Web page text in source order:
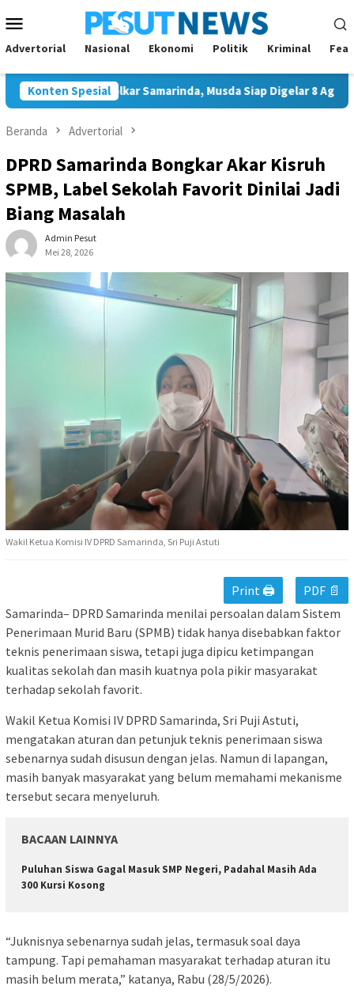
ke
kontenMobile
Advertorial Nasional Ekonomi Politik Kriminal
Konten Spesial
Ketua Golkar Samarinda, Musda Siap Digelar 8 Agustus 2026
Beranda Advertorial
DPRD Samarinda Bongkar Akar Kisruh
SPMB, Label Sekolah Favorit Dinilai Jadi
Biang Masalah
Admin Pesut
Mei 28, 2026
Wakil Ketua Komisi IV DPRD Samarinda, Sri Puji Astuti
Print 🖨
PDF 📄
Samarinda– DPRD Samarinda menilai persoalan dalam Sistem
Penerimaan Murid Baru (SPMB) tidak hanya disebabkan faktor
teknis penerimaan siswa, tetapi juga dipicu ketimpangan
kualitas sekolah dan masih kuatnya pola pikir masyarakat
terhadap sekolah favorit.
Wakil Ketua Komisi IV DPRD Samarinda, Sri Puji Astuti,
mengatakan aturan dan petunjuk teknis penerimaan siswa
sebenarnya sudah disusun dengan jelas. Namun di lapangan,
masih banyak masyarakat yang belum memahami mekanisme
tersebut secara menyeluruh.
BACAAN LAINNYA
Puluhan Siswa Gagal Masuk SMP Negeri, Padahal Masih Ada
300 Kursi Kosong
“Juknisnya sebenarnya sudah jelas, termasuk soal daya
tampung. Tapi pemahaman masyarakat terhadap aturan itu
masih belum merata,” katanya, Rabu (28/5/2026).